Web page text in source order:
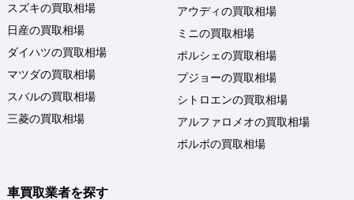
スズキの買取相場
日産の買取相場
ダイハツの買取相場
マツダの買取相場
スバルの買取相場
三菱の買取相場
アウディの買取相場
ミニの買取相場
ポルシェの買取相場
プジョーの買取相場
シトロエンの買取相場
アルファロメオの買取相場
ボルボの買取相場
車買取業者を探す